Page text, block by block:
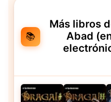
📚
Más libros
Abad